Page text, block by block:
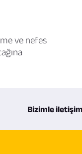
ve nefes
Bizimle